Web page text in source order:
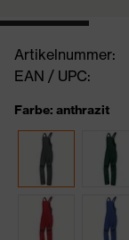
Artikelnummer:
EAN / UPC:
Farbe: anthrazit